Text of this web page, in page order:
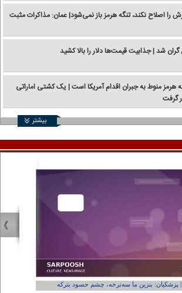
را اصلاح نکند، تنگه هرمز باز نمی‌شود| عمان: مذاکرات مثبت
هرمز منوط به جبران اقدام آمریکا است | یک کشتی اماراتی
گرفت
بیشتر
| پزشکیان: بنزین ما سه‌نرخه، چشم حسود بترکه